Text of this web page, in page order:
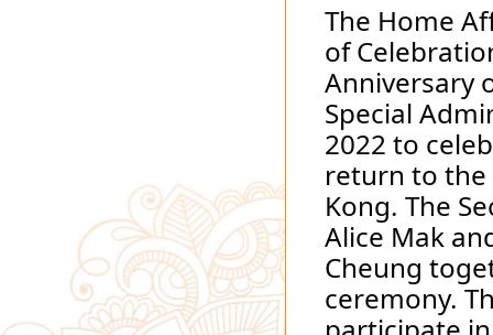
The Home
of
Anniversary
Special
2022 to
return to
Kong. The
Alice Mak
Cheung
ceremony.